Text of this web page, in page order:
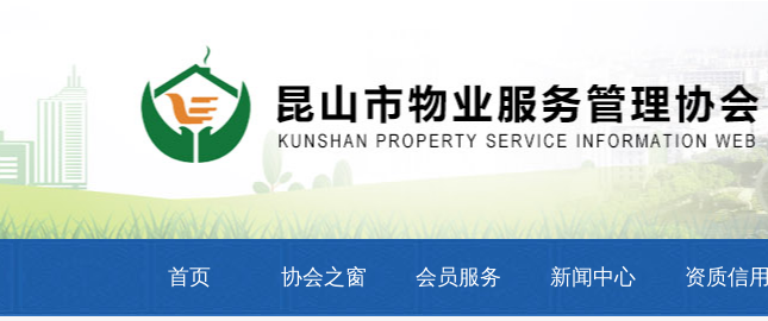
首页 协会之窗 会员服务 新闻中心 资质信用